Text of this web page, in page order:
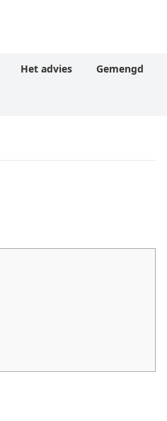
Het advies Gemengd